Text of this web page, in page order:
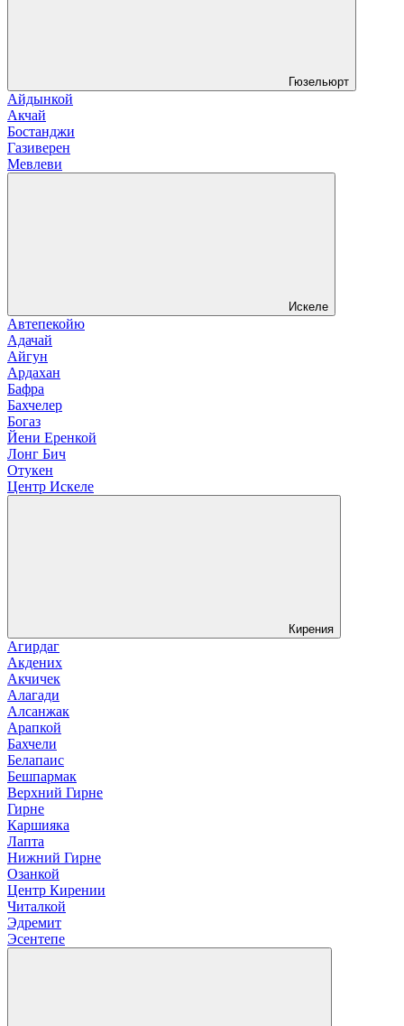
Гюзельюрт
Айдынкой
Акчай
Бостанджи
Газиверен
Мевлеви
Искеле
Автепекойю
Адачай
Айгун
Ардахан
Бафра
Бахчелер
Богаз
Йени Еренкой
Лонг Бич
Отукен
Центр Искеле
Кирения
Агирдаг
Акдених
Акчичек
Алагади
Алсанжак
Арапкой
Бахчели
Белапаис
Бешпармак
Верхний Гирне
Гирне
Каршияка
Лапта
Нижний Гирне
Озанкой
Центр Кирении
Читалкой
Эдремит
Эсентепе